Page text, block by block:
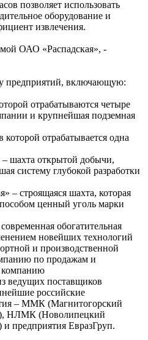
позволяет использовать
оборудование и
извлечения.
ОАО «Распадская», -
предприятий, включающую:
отрабатываются четыре
и крупнейшая подземная
отрабатывается одна
шахта открытой добычи,
систему глубокой разработки
– строящаяся шахта, которая
ценный уголь марки
обогатительная
новейших технологий
и производственной
по продажам и
компанию
ведущих поставщиков
российские
– ММК (Магнитогорский
НЛМК (Новолипецкий
предприятия ЕвразГруп.